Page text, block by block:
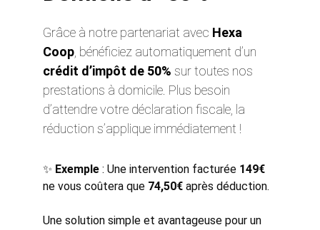
Grâce à notre partenariat avec Hexa
Coop , bénéficiez automatiquement d’un
crédit d’impôt de 50% sur toutes nos
prestations à domicile. Plus besoin
d’attendre votre déclaration fiscale, la
réduction s’applique immédiatement !
✨ Exemple : Une intervention facturée 149€
ne vous coûtera que 74,50€ après déduction.
Une solution simple et avantageuse pour un